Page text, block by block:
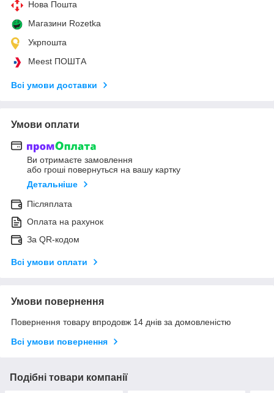
Нова Пошта
Магазини Rozetka
Укрпошта
Meest ПОШТА
Всі умови доставки
Умови оплати
Ви отримаєте замовлення
або гроші повернуться на вашу картку
Детальніше
Післяплата
Оплата на рахунок
За QR-кодом
Всі умови оплати
Умови повернення
Повернення товару впродовж 14 днів за домовленістю
Всі умови повернення
Подібні товари компанії